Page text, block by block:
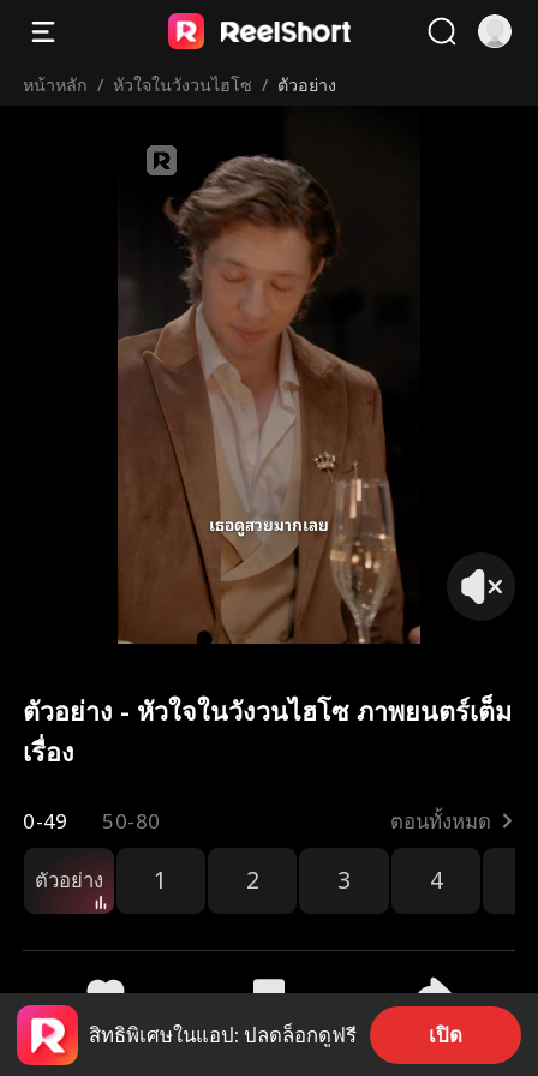
หน้าหลัก / หัวใจในวังวนไฮโซ / ตัวอย่าง
เธอดูสวยมากเลย
ตัวอย่าง - หัวใจในวังวนไฮโซ ภาพยนตร์เต็ม
เรื่อง
0-49 50-80 ตอนทั้งหมด
ตัวอย่าง 1 2 3 4
621 540 แชร์
สิทธิพิเศษในแอป: ปลดล็อกดูฟรี เปิด